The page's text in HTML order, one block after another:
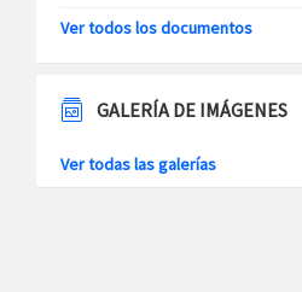
Ver todos los documentos
GALERÍA DE IMÁGENES
Ver todas las galerías